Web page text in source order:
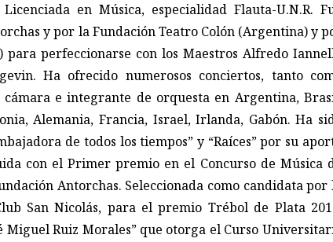
en Música, especialidad Flauta-U.N.R.
y por la Fundación Teatro Colón (Argentina) y
para perfeccionarse con los Maestros Alfredo
Ha ofrecido numerosos conciertos, tanto
cámara e integrante de orquesta en Argentina,
Alemania, Francia, Israel, Irlanda, Gabón. Ha
de todos los tiempos” y “Raíces” por su
con el Primer premio en el Concurso de Música
Antorchas. Seleccionada como candidata por
San Nicolás, para el premio Trébol de Plata
Miguel Ruiz Morales” que otorga el Curso